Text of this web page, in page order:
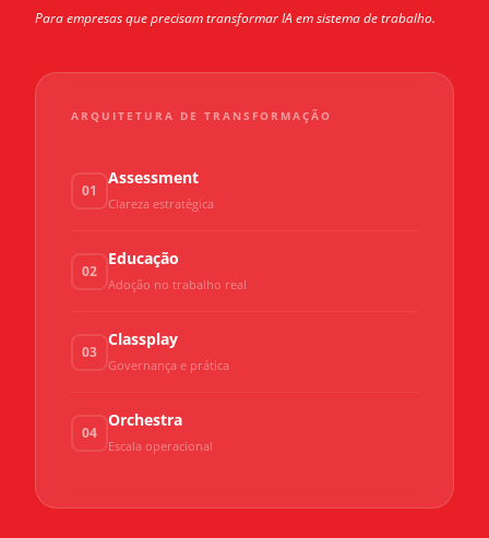
Para empresas que precisam transformar IA em sistema de trabalho.
ARQUITETURA DE TRANSFORMAÇÃO
01
Assessment
Clareza estratégica
02
Educação
Adoção no trabalho real
03
Classplay
Governança e prática
04
Orchestra
Escala operacional